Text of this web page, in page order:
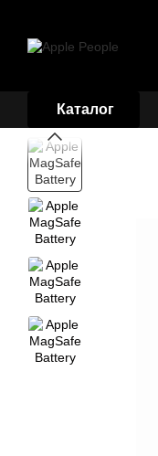
Каталог